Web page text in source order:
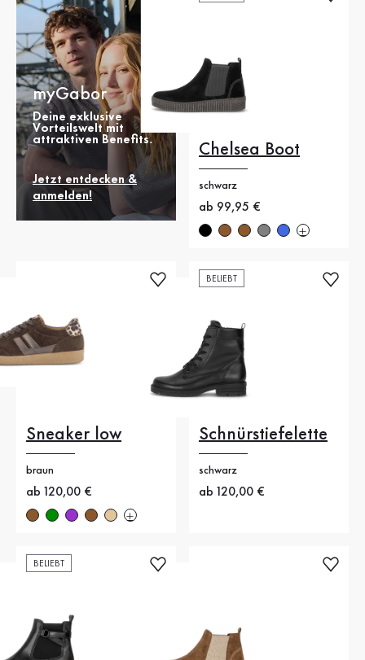
myGabor
Deine exklusive
Vorteilswelt mit
attraktiven Benefits.
Jetzt entdecken &
anmelden!
Chelsea Boot
schwarz
Neuer Preis
ab 99,95 €
Sneaker low
braun
Neuer Preis
ab 120,00 €
BELIEBT
Schnürstiefelette
schwarz
Neuer Preis
ab 120,00 €
BELIEBT